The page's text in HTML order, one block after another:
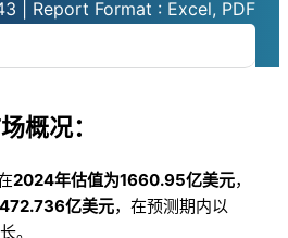
| Report Format : Excel, PDF
概况：
2024年估值为1660.95亿美元，
亿美元，在预测期内以
。